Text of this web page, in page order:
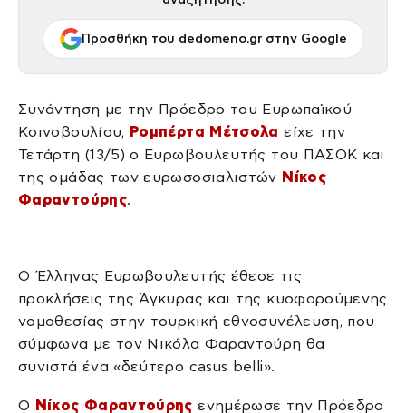
Προσθήκη του dedomeno.gr στην Google
Συνάντηση με την Πρόεδρο του Ευρωπαϊκού
Κοινοβουλίου, Ρομπέρτα Μέτσολα είχε την
Τετάρτη (13/5) ο Ευρωβουλευτής του ΠΑΣΟΚ και
της ομάδας των ευρωσοσιαλιστών Νίκος
Φαραντούρης.
Ο Έλληνας Ευρωβουλευτής έθεσε τις
προκλήσεις της Άγκυρας και της κυοφορούμενης
νομοθεσίας στην τουρκική εθνοσυνέλευση, που
σύμφωνα με τον Νικόλα Φαραντούρη θα
συνιστά ένα «δεύτερο casus belli».
Ο Νίκος Φαραντούρης ενημέρωσε την Πρόεδρο